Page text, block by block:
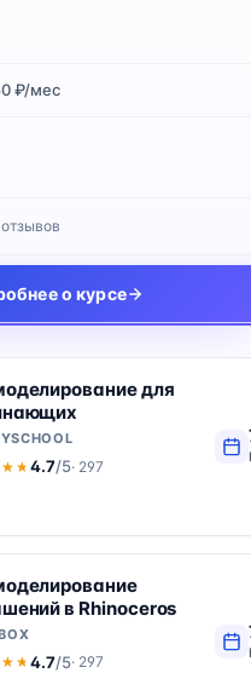
₽/мес
о курсе
для
4.7/5· 297
в Rhinoceros
4.7/5· 297